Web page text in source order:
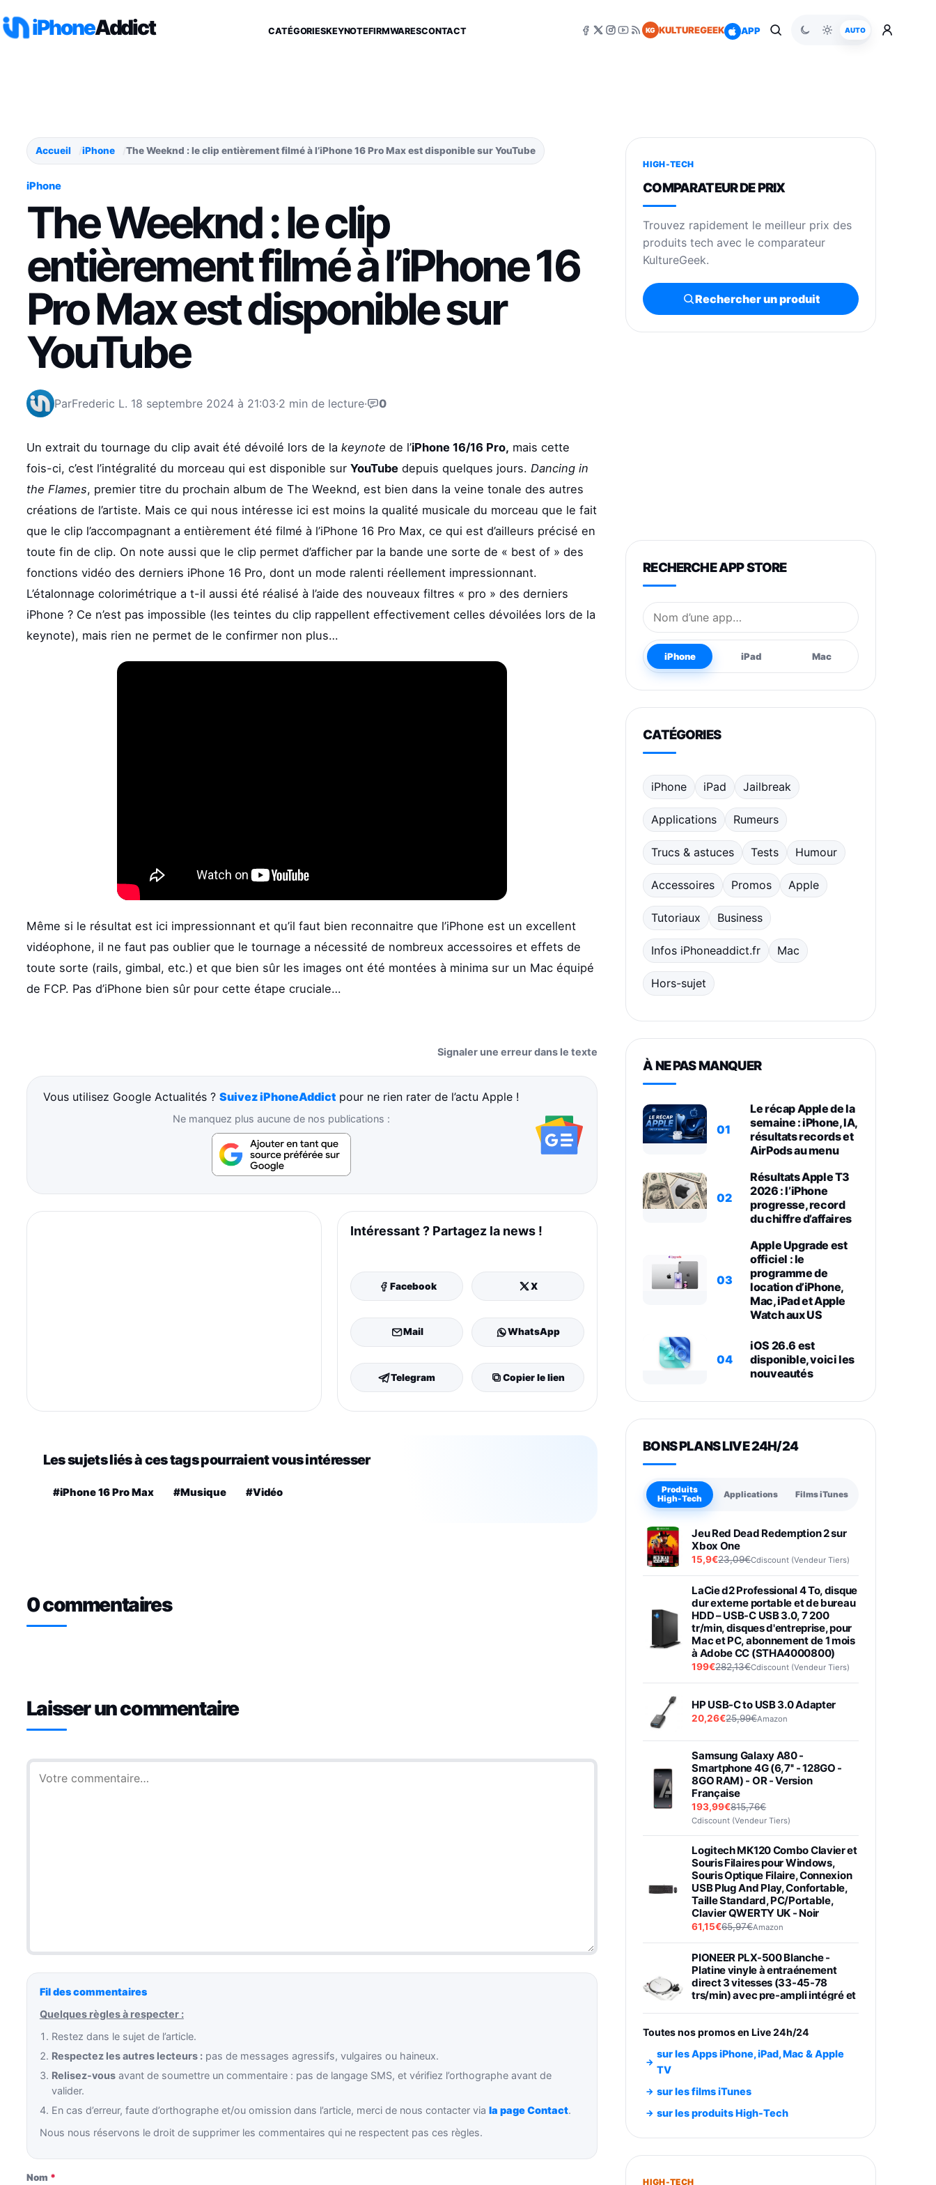
iPhoneAddict CATÉGORIESKEYNOTEFIRMWARESCONTACT KG KULTUREGEEK APP AUTO
Accueil iPhone The Weeknd : le clip entièrement filmé à l’iPhone 16 Pro Max est disponible sur YouTube
iPhone
The Weeknd : le clip
entièrement filmé à l’iPhone 16
Pro Max est disponible sur
YouTube
ParFrederic L. 18 septembre 2024 à 21:03·2 min de lecture· 0
Un extrait du tournage du clip avait été dévoilé lors de la keynote de l’iPhone 16/16 Pro, mais cette
fois-ci, c’est l’intégralité du morceau qui est disponible sur YouTubedepuis quelques jours. Dancing in
the Flames, premier titre du prochain album de The Weeknd, est bien dans la veine tonale des autres
créations de l’artiste. Mais ce qui nous intéresse ici est moins la qualité musicale du morceau que le fait
que le clip l’accompagnant a entièrement été filmé à l’iPhone 16 Pro Max, ce qui est d’ailleurs précisé en
toute fin de clip. On note aussi que le clip permet d’afficher par la bande une sorte de « best of » des
fonctions vidéo des derniers iPhone 16 Pro, dont un mode ralenti réellement impressionnant.
L’étalonnage colorimétrique a t-il aussi été réalisé à l’aide des nouveaux filtres « pro » des derniers
iPhone ? Ce n’est pas impossible (les teintes du clip rappellent effectivement celles dévoilées lors de la
keynote), mais rien ne permet de le confirmer non plus…
Même si le résultat est ici impressionnant et qu’il faut bien reconnaitre que l’iPhone est un excellent
vidéophone, il ne faut pas oublier que le tournage a nécessité de nombreux accessoires et effets de
toute sorte (rails, gimbal, etc.) et que bien sûr les images ont été montées à minima sur un Mac équipé
de FCP. Pas d’iPhone bien sûr pour cette étape cruciale…
Signaler une erreur dans le texte
Vous utilisez Google Actualités ?Suivez iPhoneAddict pour ne rien rater de l’actu Apple !
Ne manquez plus aucune de nos publications :
Intéressant ? Partagez la news !
Facebook X
Mail WhatsApp
Telegram Copier le lien
Les sujets liés à ces tags pourraient vous intéresser
#iPhone 16 Pro Max #Musique #Vidéo
0 commentaires
Laisser un commentaire
Commentaire
Fil des commentaires
Quelques règles à respecter :
Restez dans le sujet de l’article.
Respectez les autres lecteurs : pas de messages agressifs, vulgaires ou haineux.
Relisez-vous avant de soumettre un commentaire : pas de langage SMS, et vérifiez l’orthographe avant de
valider.
En cas d’erreur, faute d’orthographe et/ou omission dans l’article, merci de nous contacter viala page Contact.
Nous nous réservons le droit de supprimer les commentaires qui ne respectent pas ces règles.
Nom *
HIGH-TECH
COMPARATEUR DE PRIX
Trouvez rapidement le meilleur prix des
produits tech avec le comparateur
KultureGeek.
Rechercher un produit
RECHERCHE APP STORE
Nom de l’application
iPhone iPad Mac
CATÉGORIES
iPhone iPad Jailbreak
Applications Rumeurs
Trucs & astuces Tests Humour
Accessoires Promos Apple
Tutoriaux Business
Infos iPhoneaddict.fr Mac
Hors-sujet
À NE PAS MANQUER
01
Le récap Apple de la
semaine : iPhone, IA,
résultats records et
AirPods au menu
02
Résultats Apple T3
2026 : l’iPhone
progresse, record
du chiffre d’affaires
03
Apple Upgrade est
officiel : le
programme de
location d’iPhone,
Mac, iPad et Apple
Watch aux US
04
iOS 26.6 est
disponible, voici les
nouveautés
BONS PLANS LIVE 24H/24
Produits
High-Tech
Applications Films iTunes
Jeu Red Dead Redemption 2 sur
Xbox One
15,9€23,09€Cdiscount (Vendeur Tiers)
LaCie d2 Professional 4 To, disque
dur externe portable et de bureau
HDD – USB-C USB 3.0, 7 200
tr/min, disques d'entreprise, pour
Mac et PC, abonnement de 1 mois
à Adobe CC (STHA4000800)
199€282,13€Cdiscount (Vendeur Tiers)
HP USB-C to USB 3.0 Adapter
20,26€25,99€Amazon
Samsung Galaxy A80 -
Smartphone 4G (6,7'' - 128GO -
8GO RAM) - OR - Version
Française
193,99€815,76€
Cdiscount (Vendeur Tiers)
Logitech MK120 Combo Clavier et
Souris Filaires pour Windows,
Souris Optique Filaire, Connexion
USB Plug And Play, Confortable,
Taille Standard, PC/Portable,
Clavier QWERTY UK - Noir
61,15€65,97€Amazon
PIONEER PLX-500 Blanche -
Platine vinyle à entraénement
direct 3 vitesses (33-45-78
trs/min) avec pre-ampli intégré et
Smartphone SAMSUNG Galaxy
Smartphone SAMSUNG Galaxy
S26+ Violet 256Go
749,99€1240,43€Fnac (Vendeur Tiers)
Toutes nos promos en Live 24h/24
sur les Apps iPhone, iPad, Mac & Apple
TV
sur les films iTunes
sur les produits High-Tech
HIGH-TECH